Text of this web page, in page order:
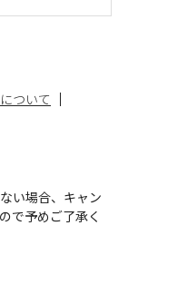
ついて
い場合、キャン
で予めご了承く